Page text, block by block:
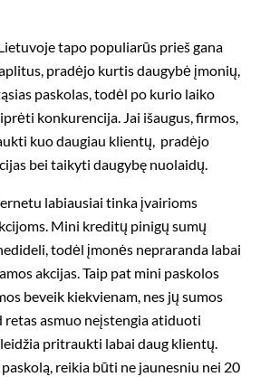
tapo populiarūs prieš gana
pradėjo kurtis daugybė įmonių,
paskolas, todėl po kurio laiko
konkurencija. Jai išaugus, firmos,
kuo daugiau klientų, pradėjo
bei taikyti daugybę nuolaidų.
labiausiai tinka įvairioms
Mini kreditų pinigų sumų
todėl įmonės nepraranda labai
akcijas. Taip pat mini paskolos
beveik kiekvienam, nes jų sumos
retas asmuo neįstengia atiduoti
pritraukti labai daug klientų.
reikia būti ne jaunesniu nei 20